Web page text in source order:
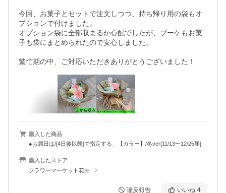
今回、お菓子とセットで注文しつつ、持ち帰り用の袋もオ
プションで付けました。
オプション袋に全部収まるか心配でしたが、ブーケもお菓
子も袋にまとめられたので安心しました。
繁忙期の中、ご対応いただきありがとうございました！
購入した商品
●お届日は/[4日後以降]で指定する、【カラー】/冬ver[11/13〜12/25届]
購入したストア
フラワーマーケット花由
違反報告 いいね 4